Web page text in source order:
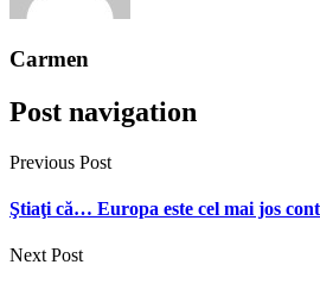
Carmen
Post navigation
Previous Post
Ştiaţi că… Europa este cel mai jos
Next Post